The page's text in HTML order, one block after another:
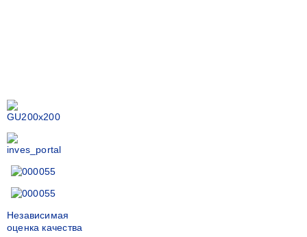
Независимая
оценка качества